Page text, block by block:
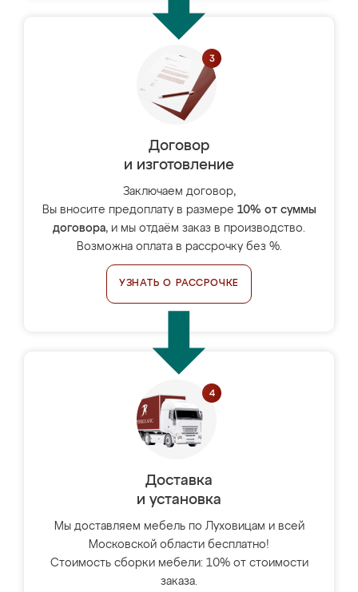
Договор
и изготовление
Заключаем договор,
Вы вносите предоплату в размере 10% от суммы
договора, и мы отдаём заказ в производство.
Возможна оплата в рассрочку без %.
УЗНАТЬ О РАССРОЧКЕ
Доставка
и установка
Мы доставляем мебель по Луховицам и всей
Московской области бесплатно!
Стоимость сборки мебели: 10% от стоимости
заказа.